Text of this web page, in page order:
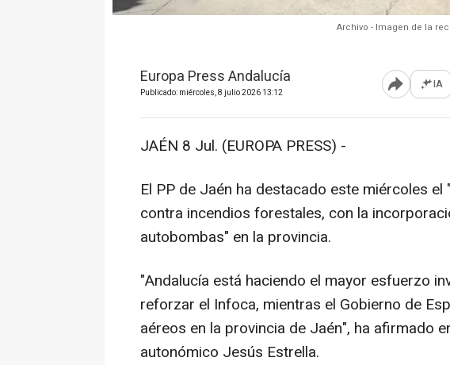
Archivo - Imagen de la
Europa Press Andalucía
Publicado: miércoles, 8 julio 2026 13:12 Abrir IA
JAÉN 8 Jul. (EUROPA PRESS) -
El PP de Jaén ha destacado este miércoles
contra incendios forestales, con la
autobombas" en la provincia.
"Andalucía está haciendo el mayor esfuerzo
reforzar el Infoca, mientras el Gobierno de
aéreos en la provincia de Jaén", ha afirmado
autonómico Jesús Estrella.